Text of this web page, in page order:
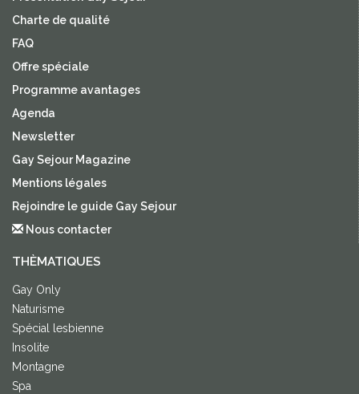
Charte de qualité
FAQ
Offre spéciale
Programme avantages
Agenda
Newsletter
Gay Sejour Magazine
Mentions légales
Rejoindre le guide Gay Sejour
Nous contacter
THÈMATIQUES
Gay Only
Naturisme
Spécial lesbienne
Insolite
Montagne
Spa